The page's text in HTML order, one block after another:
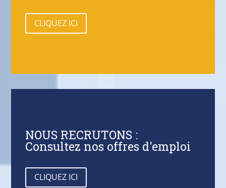
CLIQUEZ ICI
NOUS RECRUTONS :
Consultez nos offres d'emploi
CLIQUEZ ICI